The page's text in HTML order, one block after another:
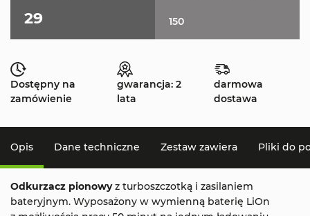
29 150
Dostępny na
zamówienie
gwarancja: 2
lata
darmowa
dostawa
Opis Dane techniczne Zestaw zawiera Pliki do
Odkurzacz pionowyz turboszczotką i zasilaniem
bateryjnym. Wyposażony w wymienną baterię LiOn